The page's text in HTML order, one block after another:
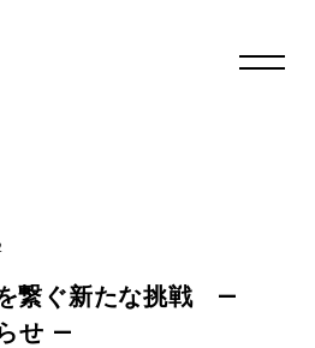
繋ぐ新たな挑戦 ―
せ ―